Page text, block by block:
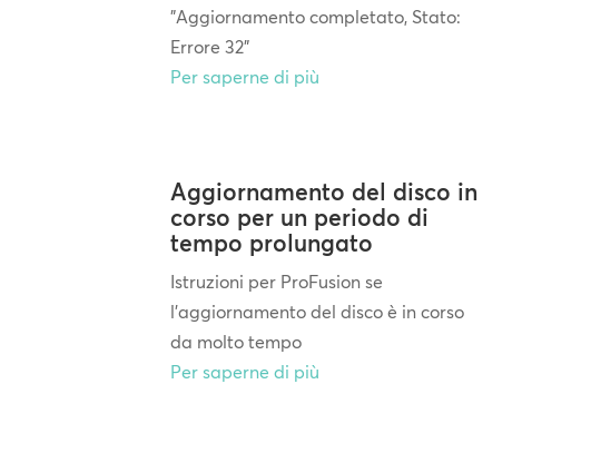
"Aggiornamento completato, Stato:
Errore 32"
Per saperne di più
Aggiornamento del disco in
corso per un periodo di
tempo prolungato
Istruzioni per ProFusion se
l'aggiornamento del disco è in corso
da molto tempo
Per saperne di più